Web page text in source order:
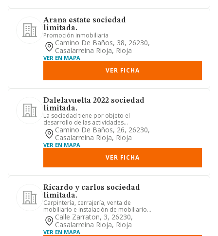
Arana estate sociedad
limitada.
Promoción inmobiliaria
Camino De Baños, 38, 26230,
Casalarreina Rioja, Rioja
VER EN MAPA
VER FICHA
Dalelavuelta 2022 sociedad
limitada.
La sociedad tiene por objeto el
desarrollo de las actividades
correspondientes a los siguientes
cód...
Camino De Baños, 26, 26230,
Casalarreina Rioja, Rioja
VER EN MAPA
VER FICHA
Ricardo y carlos sociedad
limitada.
Carpintería, cerrajería, venta de
mobiliario e instalación de mobiliario.
la sociedad actuará como ...
Calle Zarraton, 3, 26230,
Casalarreina Rioja, Rioja
VER EN MAPA